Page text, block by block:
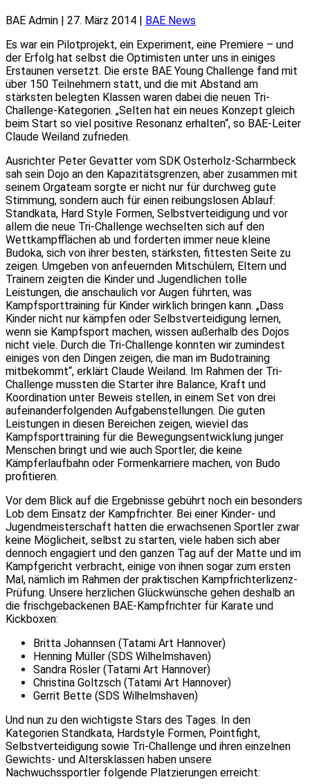
BAE Admin | 27. März 2014 | BAE News
Es war ein Pilotprojekt, ein Experiment, eine Premiere – und
der Erfolg hat selbst die Optimisten unter uns in einiges
Erstaunen versetzt. Die erste BAE Young Challenge fand mit
über 150 Teilnehmern statt, und die mit Abstand am
stärksten belegten Klassen waren dabei die neuen Tri-
Challenge-Kategorien. „Selten hat ein neues Konzept gleich
beim Start so viel positive Resonanz erhalten“, so BAE-Leiter
Claude Weiland zufrieden.
Ausrichter Peter Gevatter vom SDK Osterholz-Scharmbeck
sah sein Dojo an den Kapazitätsgrenzen, aber zusammen mit
seinem Orgateam sorgte er nicht nur für durchweg gute
Stimmung, sondern auch für einen reibungslosen Ablauf:
Standkata, Hard Style Formen, Selbstverteidigung und vor
allem die neue Tri-Challenge wechselten sich auf den
Wettkampfflächen ab und forderten immer neue kleine
Budoka, sich von ihrer besten, stärksten, fittesten Seite zu
zeigen. Umgeben von anfeuernden Mitschülern, Eltern und
Trainern zeigten die Kinder und Jugendlichen tolle
Leistungen, die anschaulich vor Augen führten, was
Kampfsporttraining für Kinder wirklich bringen kann. „Dass
Kinder nicht nur kämpfen oder Selbstverteidigung lernen,
wenn sie Kampfsport machen, wissen außerhalb des Dojos
nicht viele. Durch die Tri-Challenge konnten wir zumindest
einiges von den Dingen zeigen, die man im Budotraining
mitbekommt“, erklärt Claude Weiland. Im Rahmen der Tri-
Challenge mussten die Starter ihre Balance, Kraft und
Koordination unter Beweis stellen, in einem Set von drei
aufeinanderfolgenden Aufgabenstellungen. Die guten
Leistungen in diesen Bereichen zeigen, wieviel das
Kampfsporttraining für die Bewegungsentwicklung junger
Menschen bringt und wie auch Sportler, die keine
Kämpferlaufbahn oder Formenkarriere machen, von Budo
profitieren.
Vor dem Blick auf die Ergebnisse gebührt noch ein besonders
Lob dem Einsatz der Kampfrichter. Bei einer Kinder- und
Jugendmeisterschaft hatten die erwachsenen Sportler zwar
keine Möglicheit, selbst zu starten, viele haben sich aber
dennoch engagiert und den ganzen Tag auf der Matte und im
Kampfgericht verbracht, einige von ihnen sogar zum ersten
Mal, nämlich im Rahmen der praktischen Kampfrichterlizenz-
Prüfung. Unsere herzlichen Glückwünsche gehen deshalb an
die frischgebackenen BAE-Kampfrichter für Karate und
Kickboxen:
Britta Johannsen (Tatami Art Hannover)
Henning Müller (SDS Wilhelmshaven)
Sandra Rösler (Tatami Art Hannover)
Christina Goltzsch (Tatami Art Hannover)
Gerrit Bette (SDS Wilhelmshaven)
Und nun zu den wichtigste Stars des Tages. In den
Kategorien Standkata, Hardstyle Formen, Pointfight,
Selbstverteidigung sowie Tri-Challenge und ihren einzelnen
Gewichts- und Altersklassen haben unsere
Nachwuchssportler folgende Platzierungen erreicht: